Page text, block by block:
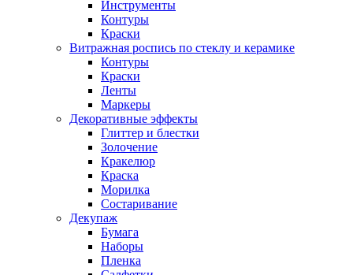
Инструменты
Контуры
Краски
Витражная роспись по стеклу и керамике
Контуры
Краски
Ленты
Маркеры
Декоративные эффекты
Глиттер и блестки
Золочение
Кракелюр
Краска
Морилка
Состаривание
Декупаж
Бумага
Наборы
Пленка